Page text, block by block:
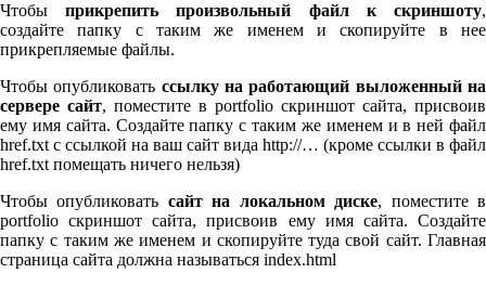
Чтобыприкрепить произвольный файл к скриншоту,
создайте папку с таким же именем и скопируйте в нее
прикрепляемые файлы.
Чтобы опубликовать ссылку на работающий выложенный на
сервере сайт, поместите в port­fo­lio скриншот сайта, присвоив
ему имя сайта. Создайте папку с таким же именем и в ней файл
href.txt с ссылкой на ваш сайт вида http://… (кроме ссылки в файл
href.txt помещать ничего нельзя)
Чтобы опубликовать сайт на локальном диске, поместите в
port­fo­lio скриншот сайта, присвоив ему имя сайта. Создайте
папку с таким же именем и скопируйте туда свой сайт. Главная
страница сайта должна называться index.html